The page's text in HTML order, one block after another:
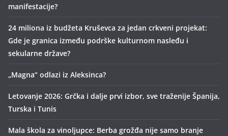
manifestacije?
24 miliona iz budžeta Kruševca za jedan crkveni projekat:
Gde je granica između podrške kulturnom nasleđu i
sekularne države?
„Magna“ odlazi iz Aleksinca?
Letovanje 2026: Grčka i dalje prvi izbor, sve traženije Španija,
Turska i Tunis
Mala škola za vinoljupce: Berba grožđa nije samo branje